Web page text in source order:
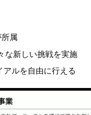
属
な新しい挑戦を実施
ルを自由に行える